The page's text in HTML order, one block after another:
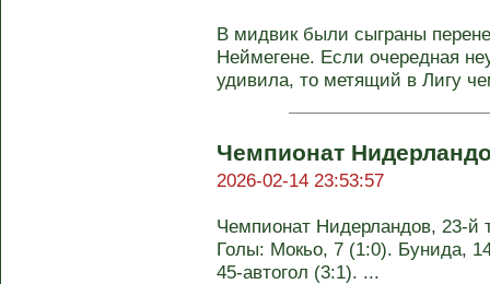
В мидвик были сыграны
Неймегене. Если очередная
удивила, то метящий в Лигу
Чемпионат
2026-02-14 23:53:57
Чемпионат Нидерландов, 23-й
Голы: Мокьо, 7 (1:0). Бунида,
45-автогол (3:1). ...